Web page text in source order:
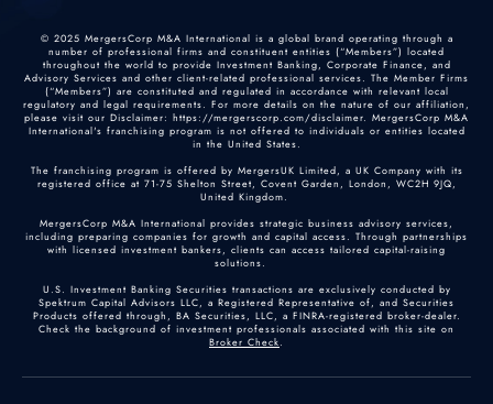
© 2025 MergersCorp M&A International is a global brand operating through a
number of professional firms and constituent entities (“Members”) located
throughout the world to provide Investment Banking, Corporate Finance, and
Advisory Services and other client-related professional services. The Member Firms
(“Members”) are constituted and regulated in accordance with relevant local
regulatory and legal requirements. For more details on the nature of our affiliation,
please visit our Disclaimer: https://mergerscorp.com/disclaimer. MergersCorp M&A
International's franchising program is not offered to individuals or entities located
in the United States.
The franchising program is offered by MergersUK Limited, a UK Company with its
registered office at 71-75 Shelton Street, Covent Garden, London, WC2H 9JQ,
United Kingdom.
MergersCorp M&A International provides strategic business advisory services,
including preparing companies for growth and capital access. Through partnerships
with licensed investment bankers, clients can access tailored capital-raising
solutions.
U.S. Investment Banking Securities transactions are exclusively conducted by
Spektrum Capital Advisors LLC, a Registered Representative of, and Securities
Products offered through, BA Securities, LLC, a FINRA-registered broker-dealer.
Check the background of investment professionals associated with this site on
Broker Check.